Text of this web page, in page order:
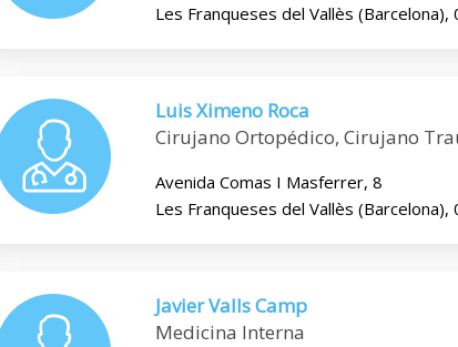
Les Franqueses del Vallès (Barcelona),
Luis Ximeno Roca
Cirujano Ortopédico, Cirujano
Avenida Comas I Masferrer, 8
Les Franqueses del Vallès (Barcelona),
Javier Valls Camp
Medicina Interna